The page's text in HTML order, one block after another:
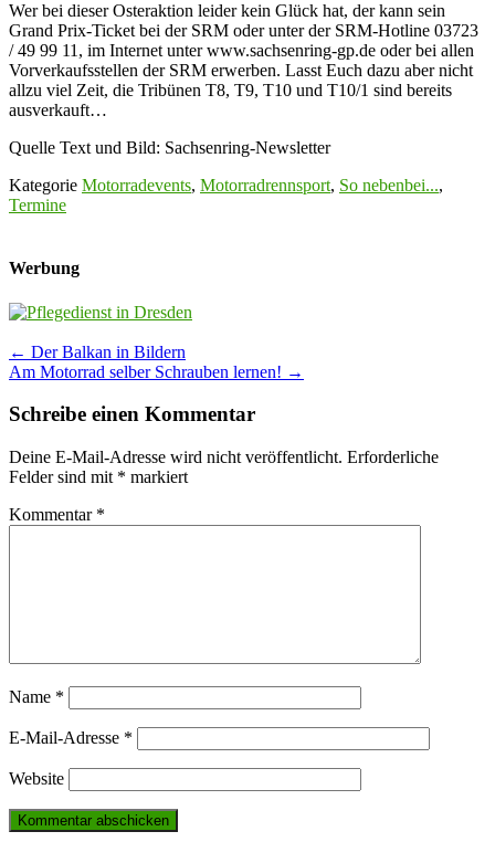
Wer bei dieser Osteraktion leider kein Glück hat, der kann sein
Grand Prix-Ticket bei der SRM oder unter der SRM-Hotline 03723
/ 49 99 11, im Internet unter www.sachsenring-gp.de oder bei allen
Vorverkaufsstellen der SRM erwerben. Lasst Euch dazu aber nicht
allzu viel Zeit, die Tribünen T8, T9, T10 und T10/1 sind bereits
ausverkauft…
Quelle Text und Bild: Sachsenring-Newsletter
Kategorie Motorradevents, Motorradrennsport, So nebenbei...,
Termine
Werbung
Post
navigation
← Der Balkan in Bildern
Am Motorrad selber Schrauben lernen! →
Schreibe einen Kommentar
Deine E-Mail-Adresse wird nicht veröffentlicht. Erforderliche
Felder sind mit * markiert
Kommentar *
Name *
E-Mail-Adresse *
Website